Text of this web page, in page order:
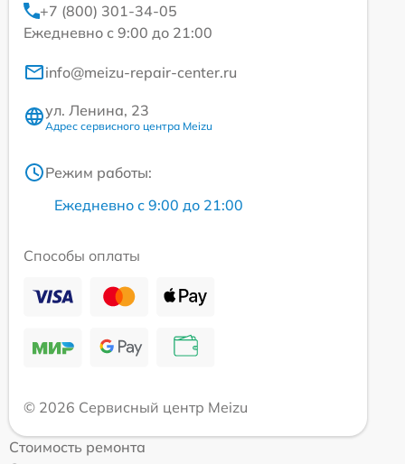
+7 (800) 301-34-05
Ежедневно с 9:00 до 21:00
info@meizu-repair-center.ru
ул. Ленина, 23
Адрес сервисного центра Meizu
Режим работы:
Ежедневно с 9:00 до 21:00
Способы оплаты
© 2026 Сервисный центр Meizu
Стоимость ремонта